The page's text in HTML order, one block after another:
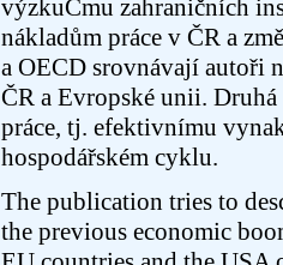
výzkuČmu zahraničních
nákladům práce v ČR a
a OECD srovnávají autoři
ČR a Evropské unii.
práce, tj. efektivnímu
hospodářském cyklu.
The publication tries to
the previous economic